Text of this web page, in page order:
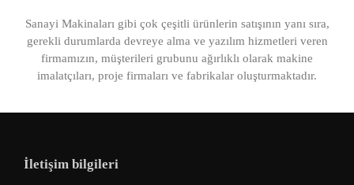
Sanayi Makinaları gibi çok çeşitli ürünlerin satışının yanı sıra,
gerekli durumlarda devreye alma ve yazılım hizmetleri veren
firmamızın, müşterileri grubunu ağırlıklı olarak makine
imalatçıları, proje firmaları ve fabrikalar oluşturmaktadır.
İletişim bilgileri